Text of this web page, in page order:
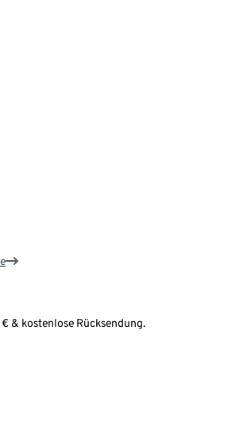
& kostenlose Rücksendung.